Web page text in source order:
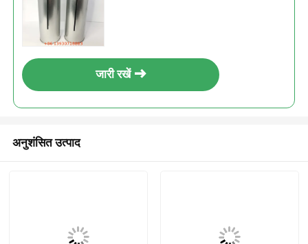
जारी रखें
अनुशंसित उत्पाद